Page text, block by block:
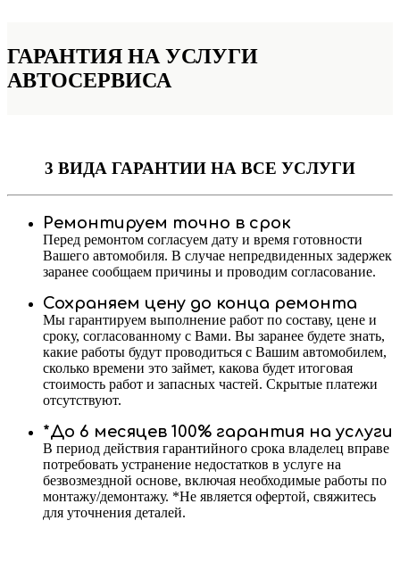
ГАРАНТИЯ НА УСЛУГИ
АВТОСЕРВИСА
3 ВИДА ГАРАНТИИ НА ВСЕ УСЛУГИ
Ремонтируем точно в срок
Перед ремонтом согласуем дату и время готовности
Вашего автомобиля. В случае непредвиденных задержек
заранее сообщаем причины и проводим согласование.
Сохраняем цену до конца ремонта
Мы гарантируем выполнение работ по составу, цене и
сроку, согласованному с Вами. Вы заранее будете знать,
какие работы будут проводиться с Вашим автомобилем,
сколько времени это займет, какова будет итоговая
стоимость работ и запасных частей. Скрытые платежи
отсутствуют.
*До 6 месяцев 100% гарантия на услуги
В период действия гарантийного срока владелец вправе
потребовать устранение недостатков в услуге на
безвозмездной основе, включая необходимые работы по
монтажу/демонтажу. *Не является офертой, свяжитесь
для уточнения деталей.